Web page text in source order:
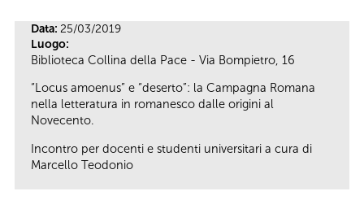
Data: 25/03/2019
Luogo:
Biblioteca Collina della Pace - Via Bompietro, 16
“Locus amoenus” e “deserto”: la Campagna Romana
nella letteratura in romanesco dalle origini al
Novecento.
Incontro per docenti e studenti universitari a cura di
Marcello Teodonio